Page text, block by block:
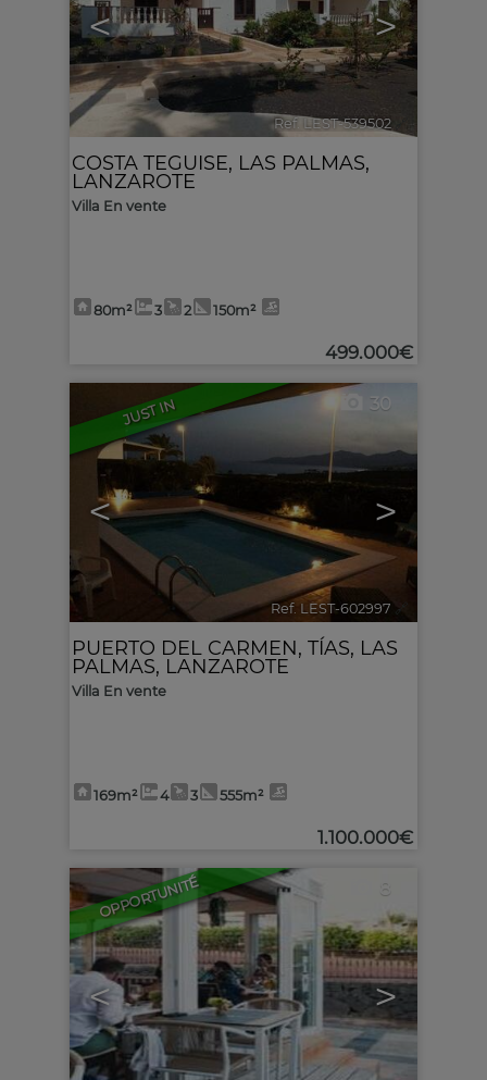
< >
Ref. LEST-539502
COSTA TEGUISE, LAS PALMAS,
LANZAROTE
Villa En vente
80m² 3 2 150m²
499.000€
JUST IN
< >
30
Ref. LEST-602997 🔗
PUERTO DEL CARMEN, TÍAS, LAS
PALMAS, LANZAROTE
Villa En vente
169m² 4 3 555m²
1.100.000€
OPPORTUNITÉ
< >
8